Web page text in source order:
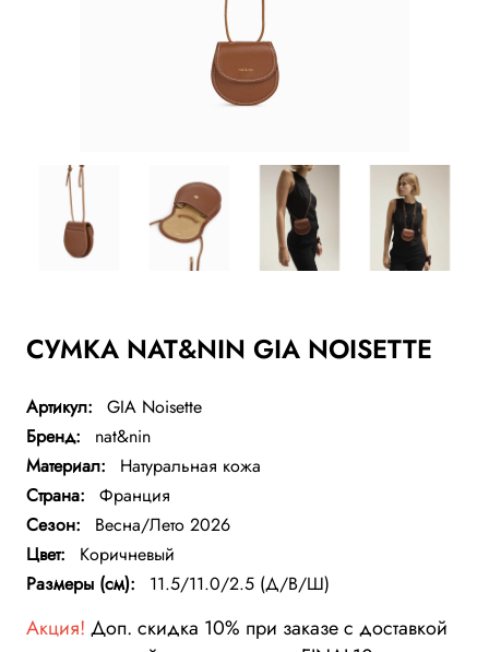
СУМКА NAT&NIN GIA NOISETTE
Артикул:
GIA Noisette
Бренд:
nat&nin
Материал:
Натуральная кожа
Страна:
Франция
Сезон:
Весна/Лето 2026
Цвет:
Коричневый
Размеры (см):
11.5/11.0/2.5 (Д/В/Ш)
Акция! Доп. скидка 10% при заказе с доставкой